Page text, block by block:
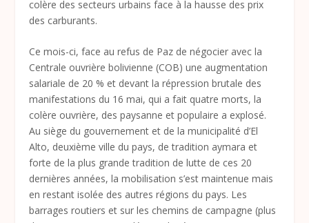
colère des secteurs urbains face à la hausse des prix
des carburants.
Ce mois-ci, face au refus de Paz de négocier avec la
Centrale ouvrière bolivienne (COB) une augmentation
salariale de 20 % et devant la répression brutale des
manifestations du 16 mai, qui a fait quatre morts, la
colère ouvrière, des paysanne et populaire a explosé.
Au siège du gouvernement et de la municipalité d’El
Alto, deuxième ville du pays, de tradition aymara et
forte de la plus grande tradition de lutte de ces 20
dernières années, la mobilisation s’est maintenue mais
en restant isolée des autres régions du pays. Les
barrages routiers et sur les chemins de campagne (plus